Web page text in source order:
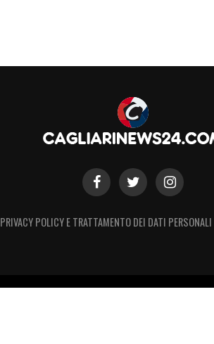
PRIVACY POLICY E TRATTAMENTO DEI DATI PERSONALI